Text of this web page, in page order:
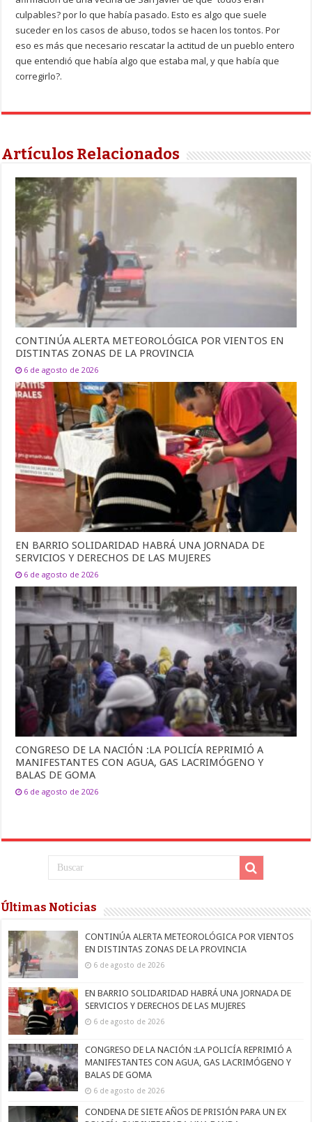
culpables? por lo que había pasado. Esto es algo que suele
suceder en los casos de abuso, todos se hacen los tontos. Por
eso es más que necesario rescatar la actitud de un pueblo entero
que entendió que había algo que estaba mal, y que había que
corregirlo?.
Artículos Relacionados
CONTINÚA ALERTA METEOROLÓGICA POR VIENTOS EN
DISTINTAS ZONAS DE LA PROVINCIA
6 de agosto de 2026
EN BARRIO SOLIDARIDAD HABRÁ UNA JORNADA DE
SERVICIOS Y DERECHOS DE LAS MUJERES
6 de agosto de 2026
CONGRESO DE LA NACIÓN :LA POLICÍA REPRIMIÓ A
MANIFESTANTES CON AGUA, GAS LACRIMÓGENO Y
BALAS DE GOMA
6 de agosto de 2026
Últimas Noticias
CONTINÚA ALERTA METEOROLÓGICA POR VIENTOS
EN DISTINTAS ZONAS DE LA PROVINCIA
6 de agosto de 2026
EN BARRIO SOLIDARIDAD HABRÁ UNA JORNADA DE
SERVICIOS Y DERECHOS DE LAS MUJERES
6 de agosto de 2026
CONGRESO DE LA NACIÓN :LA POLICÍA REPRIMIÓ A
MANIFESTANTES CON AGUA, GAS LACRIMÓGENO Y
BALAS DE GOMA
6 de agosto de 2026
CONDENA DE SIETE AÑOS DE PRISIÓN PARA UN EX